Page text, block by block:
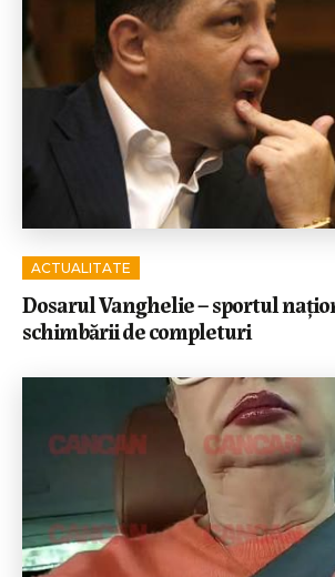
ACTUALITATE
Dosarul Vanghelie – sportul
schimbării de completuri